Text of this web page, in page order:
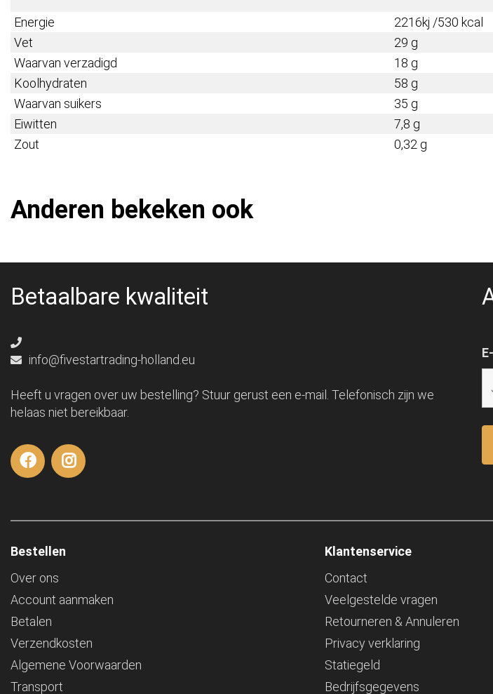
Energie
2216kj /530 kcal
Vet
29 g
Waarvan verzadigd
18 g
Koolhydraten
58 g
Waarvan suikers
35 g
Eiwitten
7,8 g
Zout
0,32 g
Anderen bekeken ook
Betaalbare kwaliteit
info@fivestartrading-holland.eu
Heeft u vragen over uw bestelling? Stuur gerust een e-mail. Telefonisch zijn we
helaas niet bereikbaar.
Bestellen
Over ons
Account aanmaken
Betalen
Verzendkosten
Algemene Voorwaarden
Transport
Klantenservice
Contact
Veelgestelde vragen
Retourneren & Annuleren
Privacy verklaring
Statiegeld
Bedrijfsgegevens